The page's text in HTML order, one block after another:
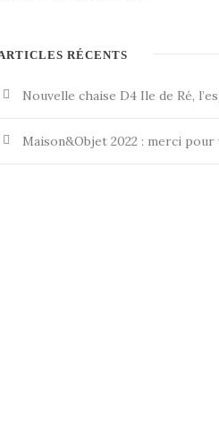
RÉCENTS
Nouvelle chaise D4 Ile de Ré,
Maison&Objet 2022 : merci pour